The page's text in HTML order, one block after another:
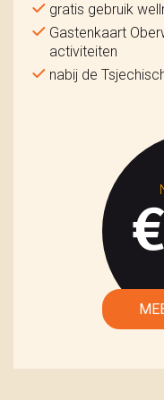
gratis gebruik
Gastenkaart
activiteiten
nabij de